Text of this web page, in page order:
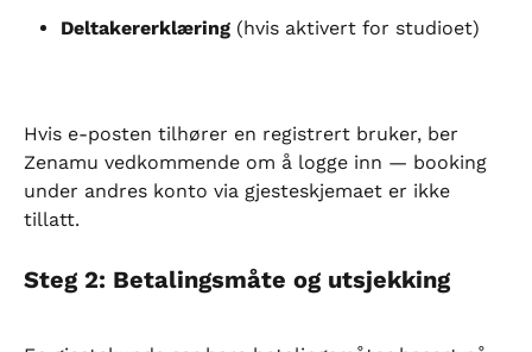
Deltakererklæring (hvis aktivert for studioet)
Hvis e-posten tilhører en registrert bruker, ber
Zenamu vedkommende om å logge inn — booking
under andres konto via gjesteskjemaet er ikke
tillatt.
Steg 2: Betalingsmåte og utsjekking